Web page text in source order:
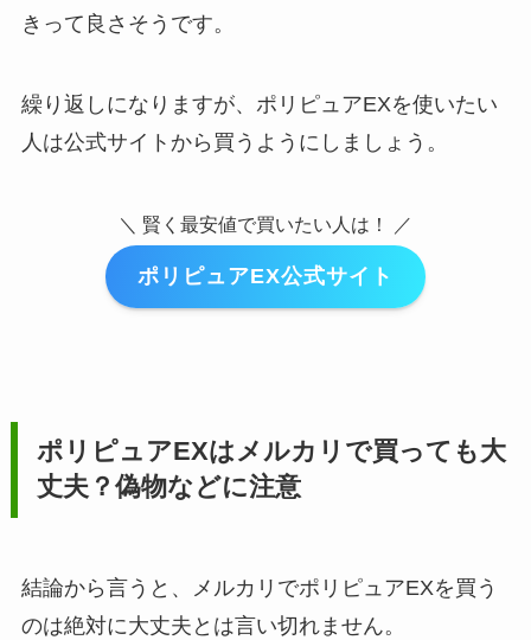
きって良さそうです。
繰り返しになりますが、ポリピュアEXを使いたい
人は公式サイトから買うようにしましょう。
＼ 賢く最安値で買いたい人は！ ／
ポリピュアEX公式サイト
ポリピュアEXはメルカリで買っても大
丈夫？偽物などに注意
結論から言うと、メルカリでポリピュアEXを買う
のは絶対に大丈夫とは言い切れません。